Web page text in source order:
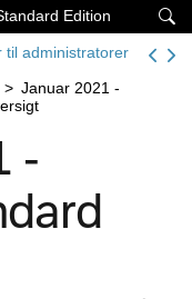

Edition
administratorer
> Januar 2021 -
-